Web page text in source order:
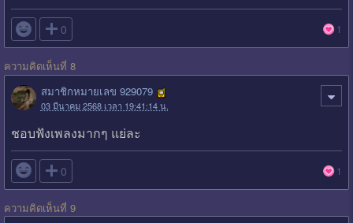
 0 1
ความคิดเห็นที่ 8
สมาชิกหมายเลข 929079
03 มีนาคม 2568 เวลา 19:41:14 น.
ชอบฟังเพลงมากๆ แย่ละ
 0 1
ความคิดเห็นที่ 9